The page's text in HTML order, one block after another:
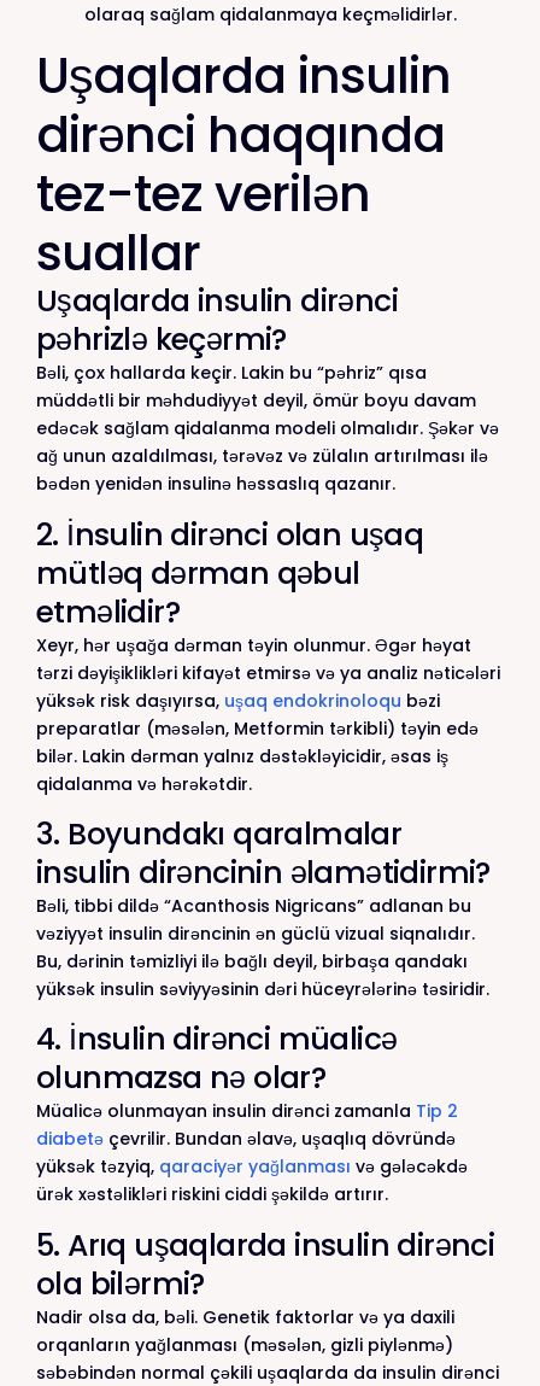
olaraq sağlam qidalanmaya keçməlidirlər.
Uşaqlarda insulin
dirənci haqqında
tez-tez verilən
suallar
Uşaqlarda insulin dirənci
pəhrizlə keçərmi?
Bəli, çox hallarda keçir. Lakin bu “pəhriz” qısa
müddətli bir məhdudiyyət deyil, ömür boyu davam
edəcək sağlam qidalanma modeli olmalıdır. Şəkər və
ağ unun azaldılması, tərəvəz və zülalın artırılması ilə
bədən yenidən insulinə həssaslıq qazanır.
2. İnsulin dirənci olan uşaq
mütləq dərman qəbul
etməlidir?
Xeyr, hər uşağa dərman təyin olunmur. Əgər həyat
tərzi dəyişiklikləri kifayət etmirsə və ya analiz nəticələri
yüksək risk daşıyırsa, uşaq endokrinoloqu bəzi
preparatlar (məsələn, Metformin tərkibli) təyin edə
bilər. Lakin dərman yalnız dəstəkləyicidir, əsas iş
qidalanma və hərəkətdir.
3. Boyundakı qaralmalar
insulin dirəncinin əlamətidirmi?
Bəli, tibbi dildə “Acanthosis Nigricans” adlanan bu
vəziyyət insulin dirəncinin ən güclü vizual siqnalıdır.
Bu, dərinin təmizliyi ilə bağlı deyil, birbaşa qandakı
yüksək insulin səviyyəsinin dəri hüceyrələrinə təsiridir.
4. İnsulin dirənci müalicə
olunmazsa nə olar?
Müalicə olunmayan insulin dirənci zamanla Tip 2
diabetə çevrilir. Bundan əlavə, uşaqlıq dövründə
yüksək təzyiq, qaraciyər yağlanması və gələcəkdə
ürək xəstəlikləri riskini ciddi şəkildə artırır.
5. Arıq uşaqlarda insulin dirənci
ola bilərmi?
Nadir olsa da, bəli. Genetik faktorlar və ya daxili
orqanların yağlanması (məsələn, gizli piylənmə)
səbəbindən normal çəkili uşaqlarda da insulin dirənci